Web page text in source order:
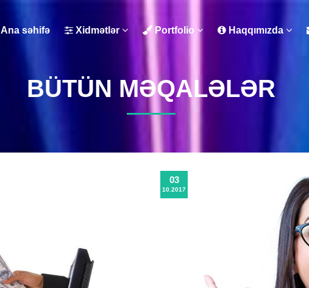
Ana səhifə Xidmətlər Portfolio Haqqımızda
BÜTÜN MƏQALƏLƏR
03
10.2017